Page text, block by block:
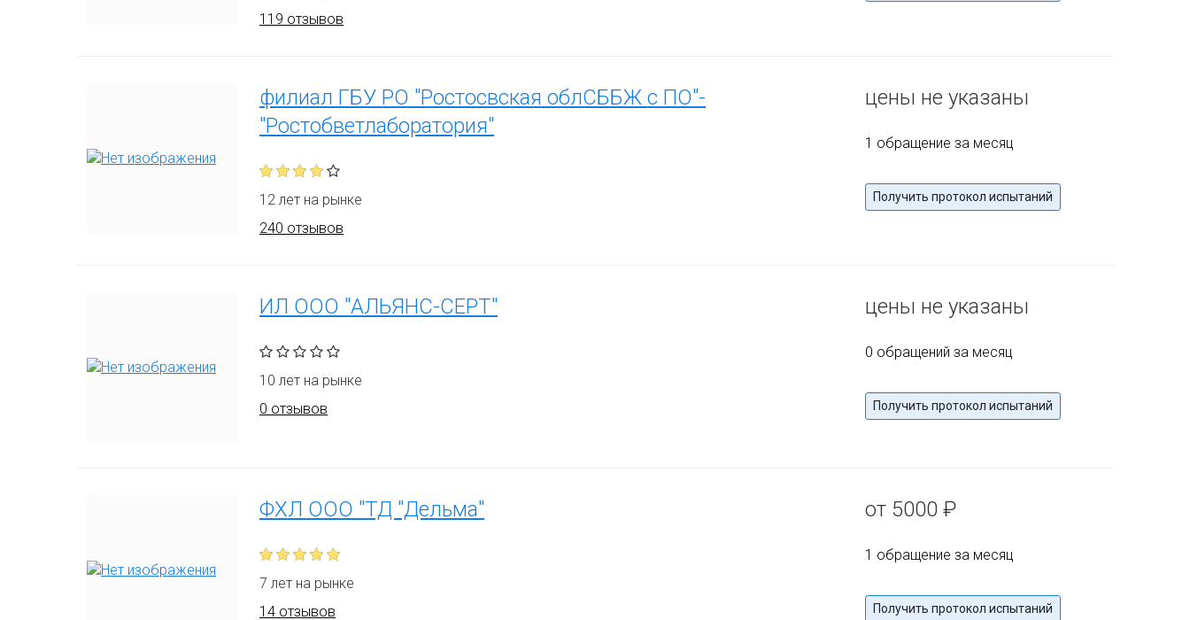
119 отзывов
филиал ГБУ РО "Ростосвская облСББЖ с ПО"-
"Ростобветлаборатория"
12 лет на рынке
240 отзывов
цены не указаны
1 обращение за месяц
Получить протокол испытаний
ИЛ ООО "АЛЬЯНС-СЕРТ"
10 лет на рынке
0 отзывов
цены не указаны
0 обращений за месяц
Получить протокол испытаний
ФХЛ ООО "ТД "Дельма"
7 лет на рынке
14 отзывов
от 5000 ₽
1 обращение за месяц
Получить протокол испытаний